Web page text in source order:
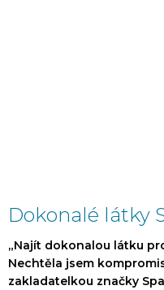
Dokonalé látky
„Najít dokonalou látku
Nechtěla jsem
zakladatelkou značky